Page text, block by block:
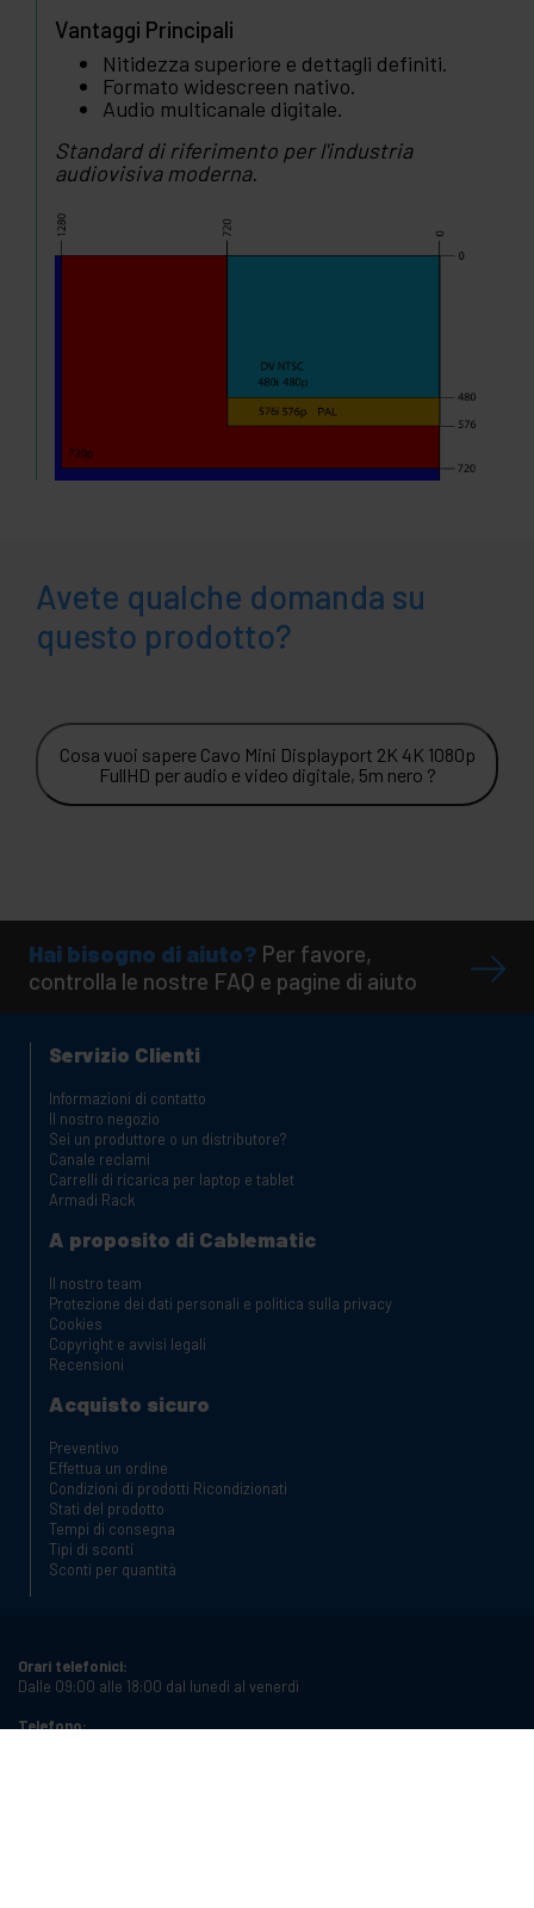
Vantaggi Principali
Nitidezza superiore e dettagli definiti.
Formato widescreen nativo.
Audio multicanale digitale.
Standard di riferimento per l'industria
audiovisiva moderna.
Avete qualche domanda su
questo prodotto?
Cosa vuoi sapere Cavo Mini Displayport 2K 4K 1080p
FullHD per audio e video digitale, 5m nero ?
Hai bisogno di aiuto? Per favore,
controlla le nostre FAQ e pagine di aiuto
Servizio Clienti
Informazioni di contatto
Il nostro negozio
Sei un produttore o un distributore?
Canale reclami
Carrelli di ricarica per laptop e tablet
Armadi Rack
A proposito di Cablematic
Il nostro team
Protezione dei dati personali e politica sulla privacy
Cookies
Copyright e avvisi legali
Recensioni
Acquisto sicuro
Preventivo
Effettua un ordine
Condizioni di prodotti Ricondizionati
Stati del prodotto
Tempi di consegna
Tipi di sconti
Sconti per quantità
Orari telefonici:
Dalle 09:00 alle 18:00 dal lunedì al venerdì
Telefono: